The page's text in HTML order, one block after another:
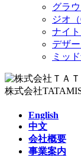
グラ
ジオ
ナイ
デザ
ミッ
株式会社
English
中文
会社概要
事業案内